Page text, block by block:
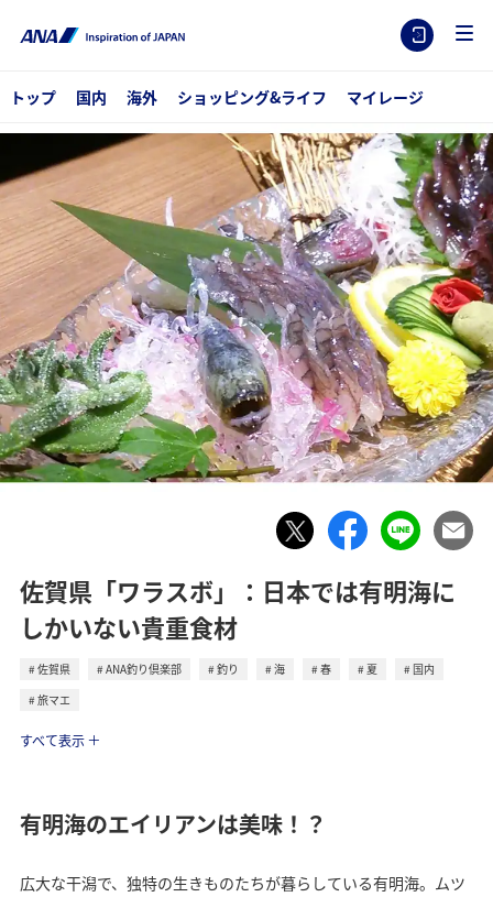
トップ 国内 海外 ショッピング&ライフ マイレージ
佐賀県「ワラスボ」：日本では有明海に
しかいない貴重食材
佐賀県 ANA釣り倶楽部 釣り 海 春 夏
国内
旅マエ
すべて表示
有明海のエイリアンは美味！？
広大な干潟で、独特の生きものたちが暮らしている有明海。ムツ